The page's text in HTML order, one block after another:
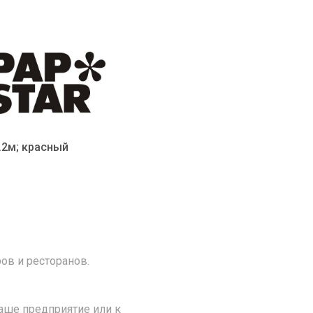
красный
и ресторанов.
предприятие или к